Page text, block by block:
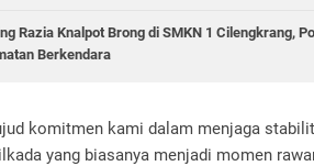
Razia Knalpot Brong di SMKN 1 Cilengkrang,
Berkendara
komitmen kami dalam menjaga
yang biasanya menjadi momen